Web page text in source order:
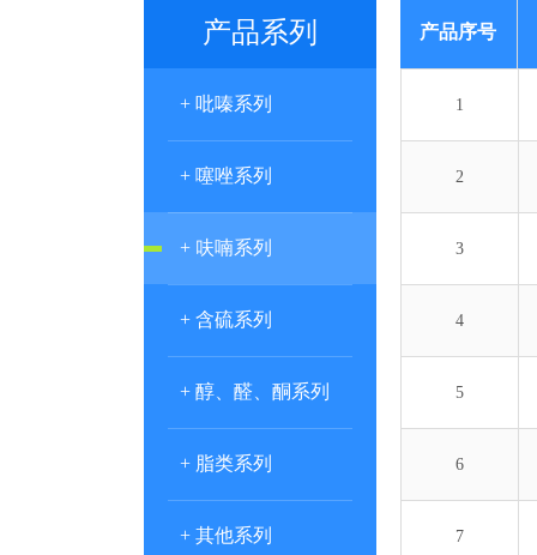
产品系列
+ 吡嗪系列
+ 噻唑系列
+ 呋喃系列
+ 含硫系列
+ 醇、醛、酮系列
+ 脂类系列
+ 其他系列
产品序号
1
2
3
4
5
6
7